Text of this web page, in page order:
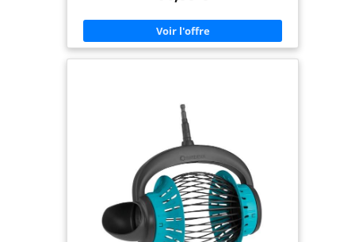
offrant un support solide tout en restant facile à
manipuler pendant les longues sessions de récolte
【Système de protection des fruits】 Comprend
un panier doublé de caoutchouc souple avec
processus de cueillette 【Large ouverture du
panier】 L'ouverture du panier de 15 cm/5,9" peut
accueillir différentes tailles de fruits, y compris les
pommes, les poires, les oranges, les citrons, les
mangues, les avocats et d'autres fruits de taille
moyenne provenant d'arbres 【Récolte au sol en
toute sécurité】 Élimine le besoin de grimper
dangereusement à une échelle - restez en toute
sécurité au sol lors de la récolte d'arbres hauts,
prévenant les glissades et les chutes pendant les
activités de cueillette de fruits